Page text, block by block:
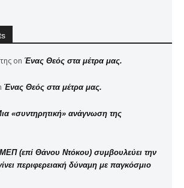
on Ένας Θεός στα μέτρα μας.
Ένας Θεός στα μέτρα μας.
«συντηρητική» ανάγνωση της
(επί Θάνου Ντόκου) συμβουλεύει την
περιφερειακή δύναμη με παγκόσμιο